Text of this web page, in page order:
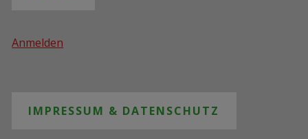
Anmelden
IMPRESSUM & DATENSCHUTZ